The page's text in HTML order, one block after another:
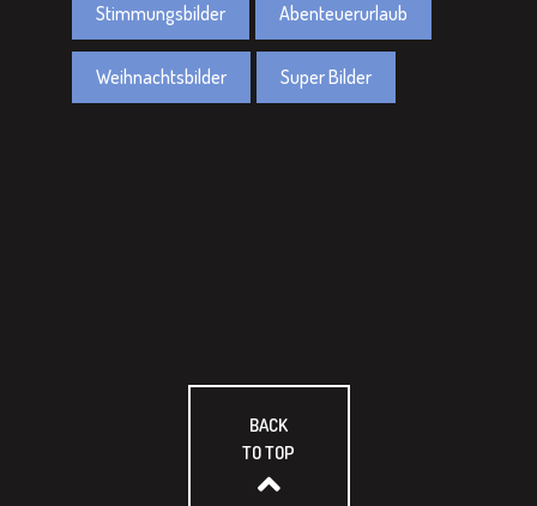
Stimmungsbilder Abenteuerurlaub
Weihnachtsbilder Super Bilder
BACK
TO TOP